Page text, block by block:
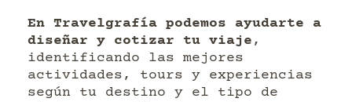
En Travelgrafía podemos ayudarte a
diseñar y cotizar tu viaje ,
identificando las mejores
actividades, tours y experiencias
según tu destino y el tipo de